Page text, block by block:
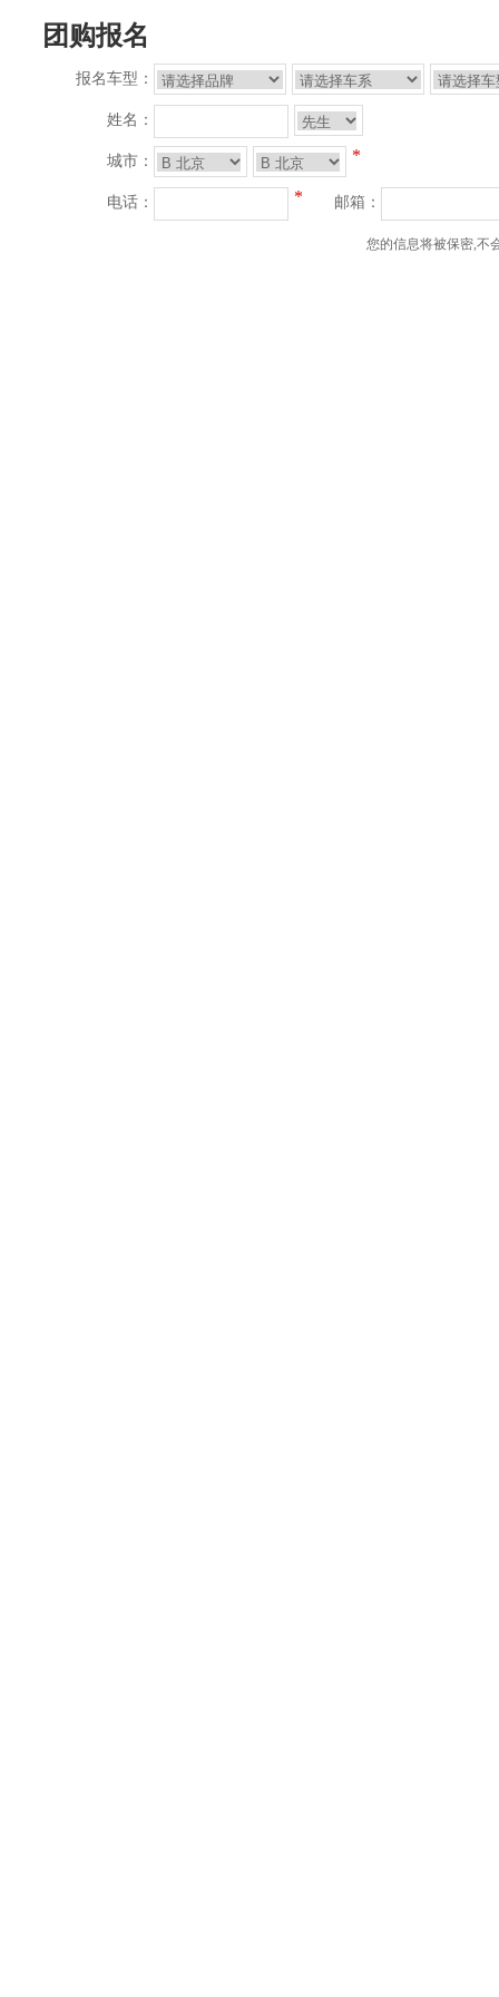
团购报名
报名车型：
姓名：
城市： *
电话： * 邮箱：
您的信息将被保密,不